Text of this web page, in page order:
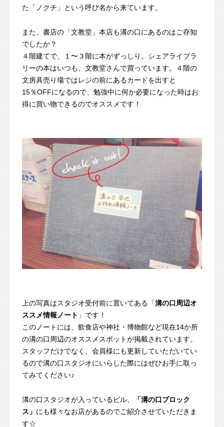
た「ノクチ」という呼び名から来ています。
また、書店の「文教堂」本店も溝の口にあるのはご存知
でしたか？
４階建てで、１〜３階に本がずっしり。シェアライブラ
リーの本はいつも、文教堂さんで買っています。４階の
文房具売り場ではレジの前にあるカードを出すと
15％OFFになるので、勉強中に何か必要になった時はお
得に買い物できるのでオススメです！
上の写真はスタジオ受付前に置いてある「溝の口周辺オ
ススメ情報ノート 」です！
このノートには、飲食店や神社・博物館など現在14か所
の溝の口周辺のオススメスポットが掲載されています。
スタッフだけでなく、会員様にも更新していただいてい
るので溝の口スタジオにいらした際にはぜひお手に取っ
てみてください♪
溝の口スタジオが入っているビル、
「溝の口ブロック
ス」 にも様々なお店があるのでご紹介させていただきま
す☆